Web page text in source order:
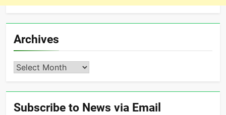
Archives
Archives
Subscribe to News via Email